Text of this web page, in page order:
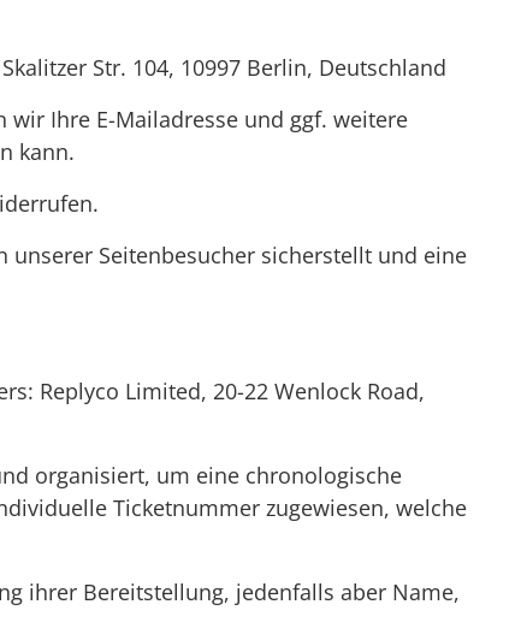
Str. 104, 10997 Berlin, Deutschland
Ihre E-Mailadresse und ggf. weitere
kann.
unserer Seitenbesucher sicherstellt und eine
Replyco Limited, 20-22 Wenlock Road,
organisiert, um eine chronologische
Ticketnummer zugewiesen, welche
ihrer Bereitstellung, jedenfalls aber Name,